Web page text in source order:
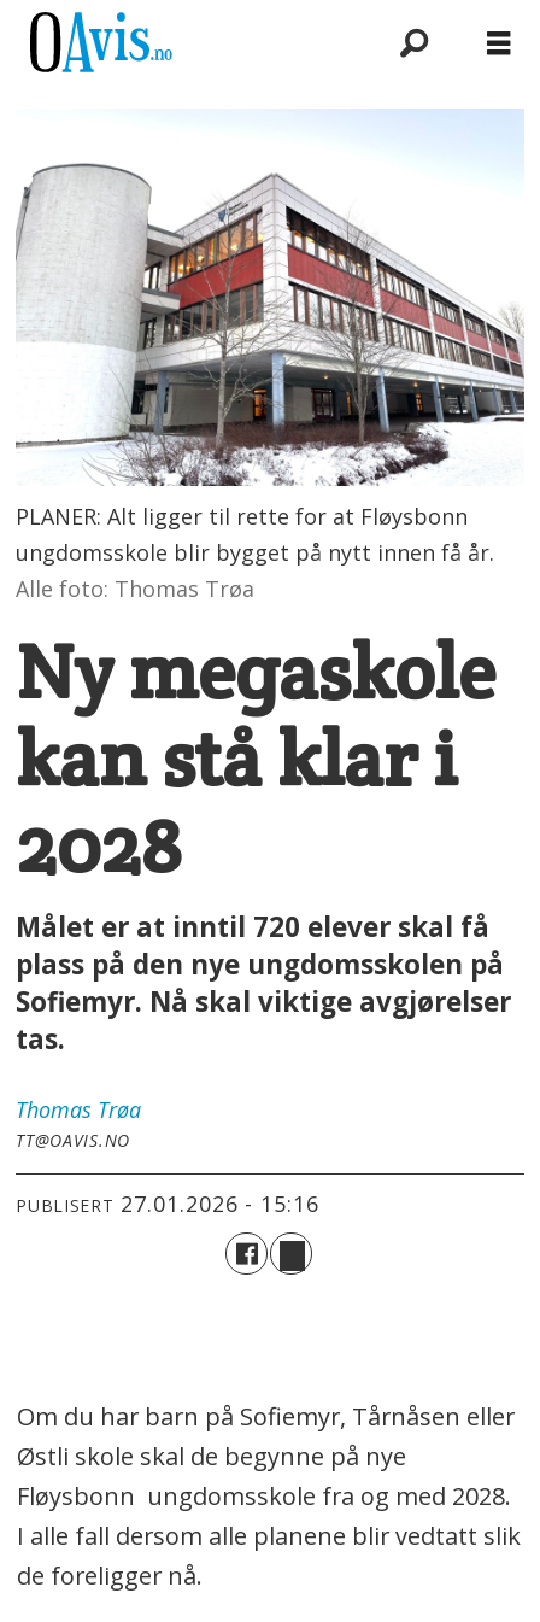
PLANER: Alt ligger til rette for at Fløysbonn
ungdomsskole blir bygget på nytt innen få år.
Alle foto: Thomas Trøa
Ny megaskole
kan stå klar i
2028
Målet er at inntil 720 elever skal få
plass på den nye ungdomsskolen på
Sofiemyr. Nå skal viktige avgjørelser
tas.
Thomas Trøa
TT@OAVIS.NO
PUBLISERT 27.01.2026 - 15:16
Om du har barn på Sofiemyr, Tårnåsen eller
Østli skole skal de begynne på nye
Fløysbonn ungdomsskole fra og med 2028.
I alle fall dersom alle planene blir vedtatt slik
de foreligger nå.